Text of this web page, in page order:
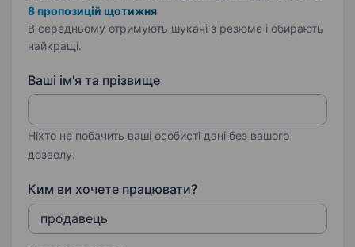
8 пропозицій щотижня
В середньому отримують шукачі з резюме і обирають
найкращі.
Ваші ім'я та прізвище
Ніхто не побачить ваші особисті дані без вашого
дозволу.
Ким ви хочете працювати?